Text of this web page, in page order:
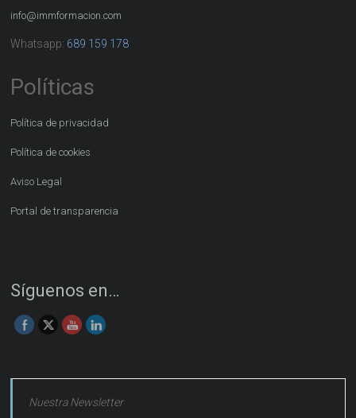
info@immformacion.com
Whatsapp: 689 159 178
Políticas
Política de privacidad
Política de cookies
Aviso Legal
Portal de transparencia
Síguenos en…
Nuestra Newsletter